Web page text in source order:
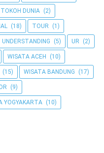
TOKOH DUNIA (2)
(18) TOUR (1)
UNDERSTANDING (5) UR (2)
WISATA ACEH (10)
(15) WISATA BANDUNG (17)
(9)
YOGYAKARTA (10)